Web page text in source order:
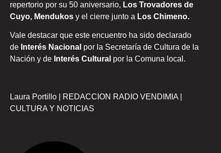
repertorio por su 50 aniversario, Los Trovadores de
Cuyo, Mendukos y el cierre junto a Los Chimeno.
Vale destacar que este encuentro ha sido declarado
de Interés Nacional por la Secretaría de Cultura de la
Nación y de Interés Cultural por la Comuna local.
Laura Portillo | REDACCION RADIO VENDIMIA |
CULTURA Y NOTICIAS